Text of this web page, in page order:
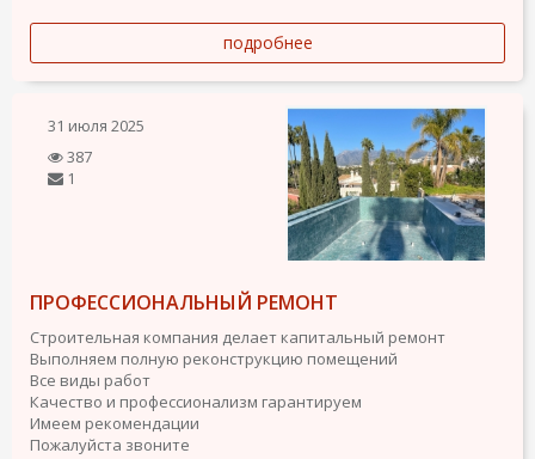
подробнее
31 июля 2025
387
1
ПРОФЕССИОНАЛЬНЫЙ РЕМОНТ
Строительная компания делает капитальный ремонт
Выполняем полную реконструкцию помещений
Все виды работ
Качество и профессионализм гарантируем
Имеем рекомендации
Пожалуйста звоните